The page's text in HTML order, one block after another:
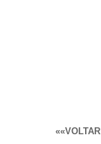
««VOLTAR